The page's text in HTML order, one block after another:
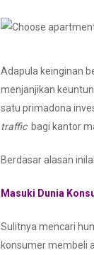
Adapula keinginan
menjanjikan
satu primadona
traffic bagi kantor
Berdasar alasan
Masuki Dunia
Sulitnya mencari
konsumer membeli